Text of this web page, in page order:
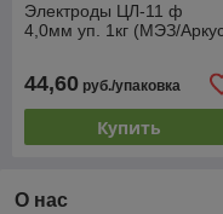
Электроды ЦЛ-11 ф
4,0мм уп. 1кг (МЭЗ/
44,60 руб./упаковка
Купить
О нас